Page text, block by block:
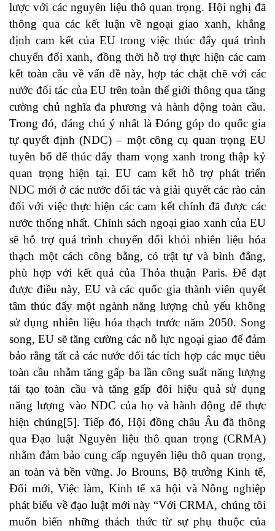
lược với các nguyên liệu thô quan trọng. Hội nghị đã
thông qua các kết luận về ngoại giao xanh, khẳng
định cam kết của EU trong việc thúc đẩy quá trình
chuyển đổi xanh, đồng thời hỗ trợ thực hiện các cam
kết toàn cầu về vấn đề này, hợp tác chặt chẽ với các
nước đối tác của EU trên toàn thế giới thông qua tăng
cường chủ nghĩa đa phương và hành động toàn cầu.
Trong đó, đáng chú ý nhất là Đóng góp do quốc gia
tự quyết định (NDC) – một công cụ quan trọng EU
tuyên bố để thúc đẩy tham vọng xanh trong thập kỷ
quan trọng hiện tại. EU cam kết hỗ trợ phát triển
NDC mới ở các nước đối tác và giải quyết các rào cản
đối với việc thực hiện các cam kết chính đã được các
nước thống nhất. Chính sách ngoại giao xanh của EU
sẽ hỗ trợ quá trình chuyển đổi khỏi nhiên liệu hóa
thạch một cách công bằng, có trật tự và bình đẳng,
phù hợp với kết quả của Thỏa thuận Paris. Để đạt
được điều này, EU và các quốc gia thành viên quyết
tâm thúc đẩy một ngành năng lượng chủ yếu không
sử dụng nhiên liệu hóa thạch trước năm 2050. Song
song, EU sẽ tăng cường các nỗ lực ngoại giao để đảm
bảo rằng tất cả các nước đối tác tích hợp các mục tiêu
toàn cầu nhằm tăng gấp ba lần công suất năng lượng
tái tạo toàn cầu và tăng gấp đôi hiệu quả sử dụng
năng lượng vào NDC của họ và hành động để thực
hiện chúng[5]. Tiếp đó, Hội đồng châu Âu đã thông
qua Đạo luật Nguyên liệu thô quan trọng (CRMA)
nhằm đảm bảo cung cấp nguyên liệu thô quan trọng,
an toàn và bền vững. Jo Brouns, Bộ trưởng Kinh tế,
Đổi mới, Việc làm, Kinh tế xã hội và Nông nghiệp
phát biểu về đạo luật mới này “Với CRMA, chúng tôi
muốn biến những thách thức từ sự phụ thuộc của